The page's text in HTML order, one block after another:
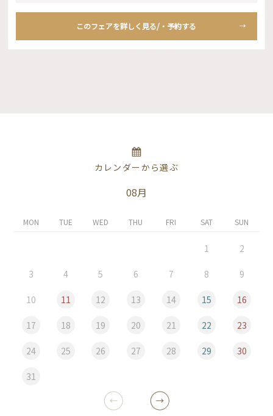
このフェアを詳しく見る/・予約する
カレンダーから選ぶ
08月
MON TUE WED THU FRI SAT SUN
1 2
3 4 5 6 7 8 9
10 11 12 13 14 15 16
17 18 19 20 21 22 23
24 25 26 27 28 29 30
31